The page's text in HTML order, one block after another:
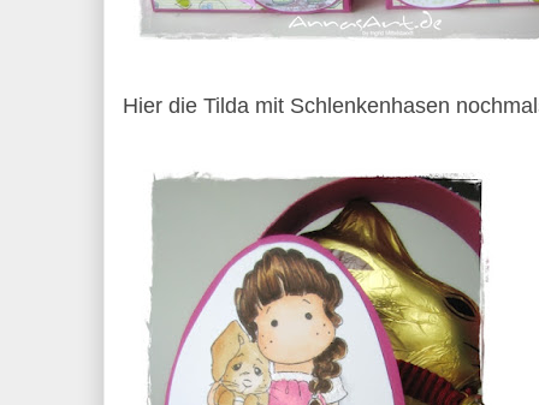
Hier die Tilda mit Schlenkenhasen